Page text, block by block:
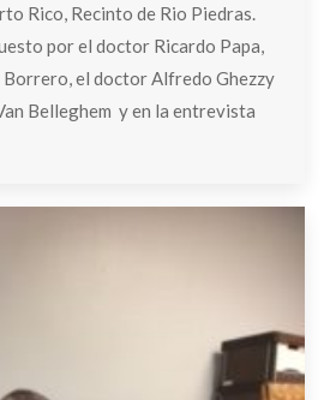
Rico, Recinto de Rio Piedras.
por el doctor Ricardo Papa,
el doctor Alfredo Ghezzy
Belleghem y en la entrevista